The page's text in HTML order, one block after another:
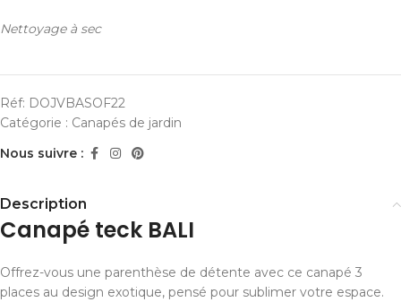
Nettoyage à sec
Réf: DOJVBASOF22
Catégorie : Canapés de jardin
Nous suivre :
Description
Canapé teck BALI
Offrez-vous une parenthèse de détente avec ce canapé 3
places au design exotique, pensé pour sublimer votre espace.